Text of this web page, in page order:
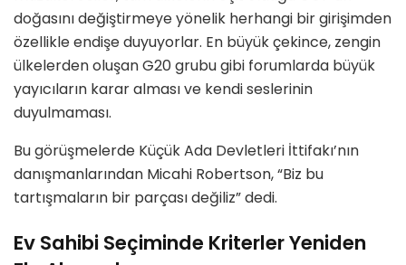
doğasını değiştirmeye yönelik herhangi bir girişimden
özellikle endişe duyuyorlar. En büyük çekince, zengin
ülkelerden oluşan G20 grubu gibi forumlarda büyük
yayıcıların karar alması ve kendi seslerinin
duyulmaması.
Bu görüşmelerde Küçük Ada Devletleri İttifakı’nın
danışmanlarından Micahi Robertson, “Biz bu
tartışmaların bir parçası değiliz” dedi.
Ev Sahibi Seçiminde Kriterler Yeniden